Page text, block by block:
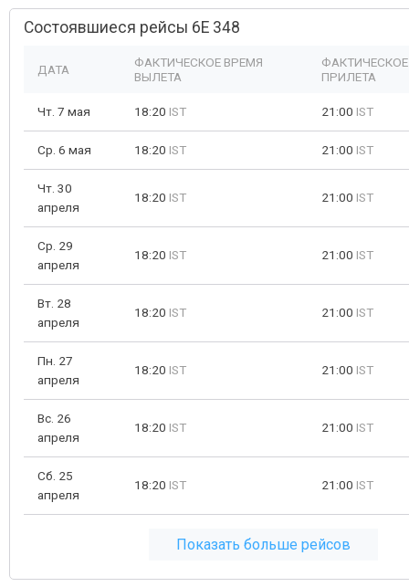
Состоявшиеся рейсы 6E 348
ДАТА
ФАКТИЧЕСКОЕ ВРЕМЯ
ВЫЛЕТА
ПРИЛЕТА
Чт. 7 мая 18:20 IST 21:00 IST
Ср. 6 мая 18:20 IST 21:00 IST
Чт. 30
апреля
18:20 IST 21:00 IST
Ср. 29
апреля
18:20 IST 21:00 IST
Вт. 28
апреля
18:20 IST 21:00 IST
Пн. 27
апреля
18:20 IST 21:00 IST
Вс. 26
апреля
18:20 IST 21:00 IST
Сб. 25
апреля
18:20 IST 21:00 IST
Показать больше рейсов